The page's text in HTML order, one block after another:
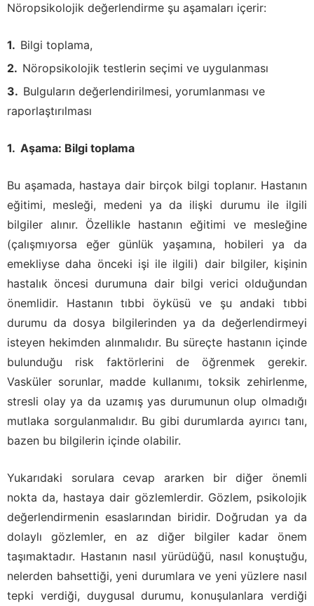
Nöropsikolojik değerlendirme şu aşamaları içerir:
Bilgi toplama,
Nöropsikolojik testlerin seçimi ve uygulanması
Bulguların değerlendirilmesi, yorumlanması ve
raporlaştırılması
Aşama: Bilgi toplama
Bu aşamada, hastaya dair birçok bilgi toplanır. Hastanın
eğitimi, mesleği, medeni ya da ilişki durumu ile ilgili
bilgiler alınır. Özellikle hastanın eğitimi ve mesleğine
(çalışmıyorsa eğer günlük yaşamına, hobileri ya da
emekliyse daha önceki işi ile ilgili) dair bilgiler, kişinin
hastalık öncesi durumuna dair bilgi verici olduğundan
önemlidir. Hastanın tıbbi öyküsü ve şu andaki tıbbi
durumu da dosya bilgilerinden ya da değerlendirmeyi
isteyen hekimden alınmalıdır. Bu süreçte hastanın içinde
bulunduğu risk faktörlerini de öğrenmek gerekir.
Vasküler sorunlar, madde kullanımı, toksik zehirlenme,
stresli olay ya da uzamış yas durumunun olup olmadığı
mutlaka sorgulanmalıdır. Bu gibi durumlarda ayırıcı tanı,
bazen bu bilgilerin içinde olabilir.
Yukarıdaki sorulara cevap ararken bir diğer önemli
nokta da, hastaya dair gözlemlerdir. Gözlem, psikolojik
değerlendirmenin esaslarından biridir. Doğrudan ya da
dolaylı gözlemler, en az diğer bilgiler kadar önem
taşımaktadır. Hastanın nasıl yürüdüğü, nasıl konuştuğu,
nelerden bahsettiği, yeni durumlara ve yeni yüzlere nasıl
tepki verdiği, duygusal durumu, konuşulanlara verdiği